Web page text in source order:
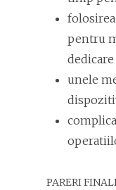
pentru
unele
PARERI